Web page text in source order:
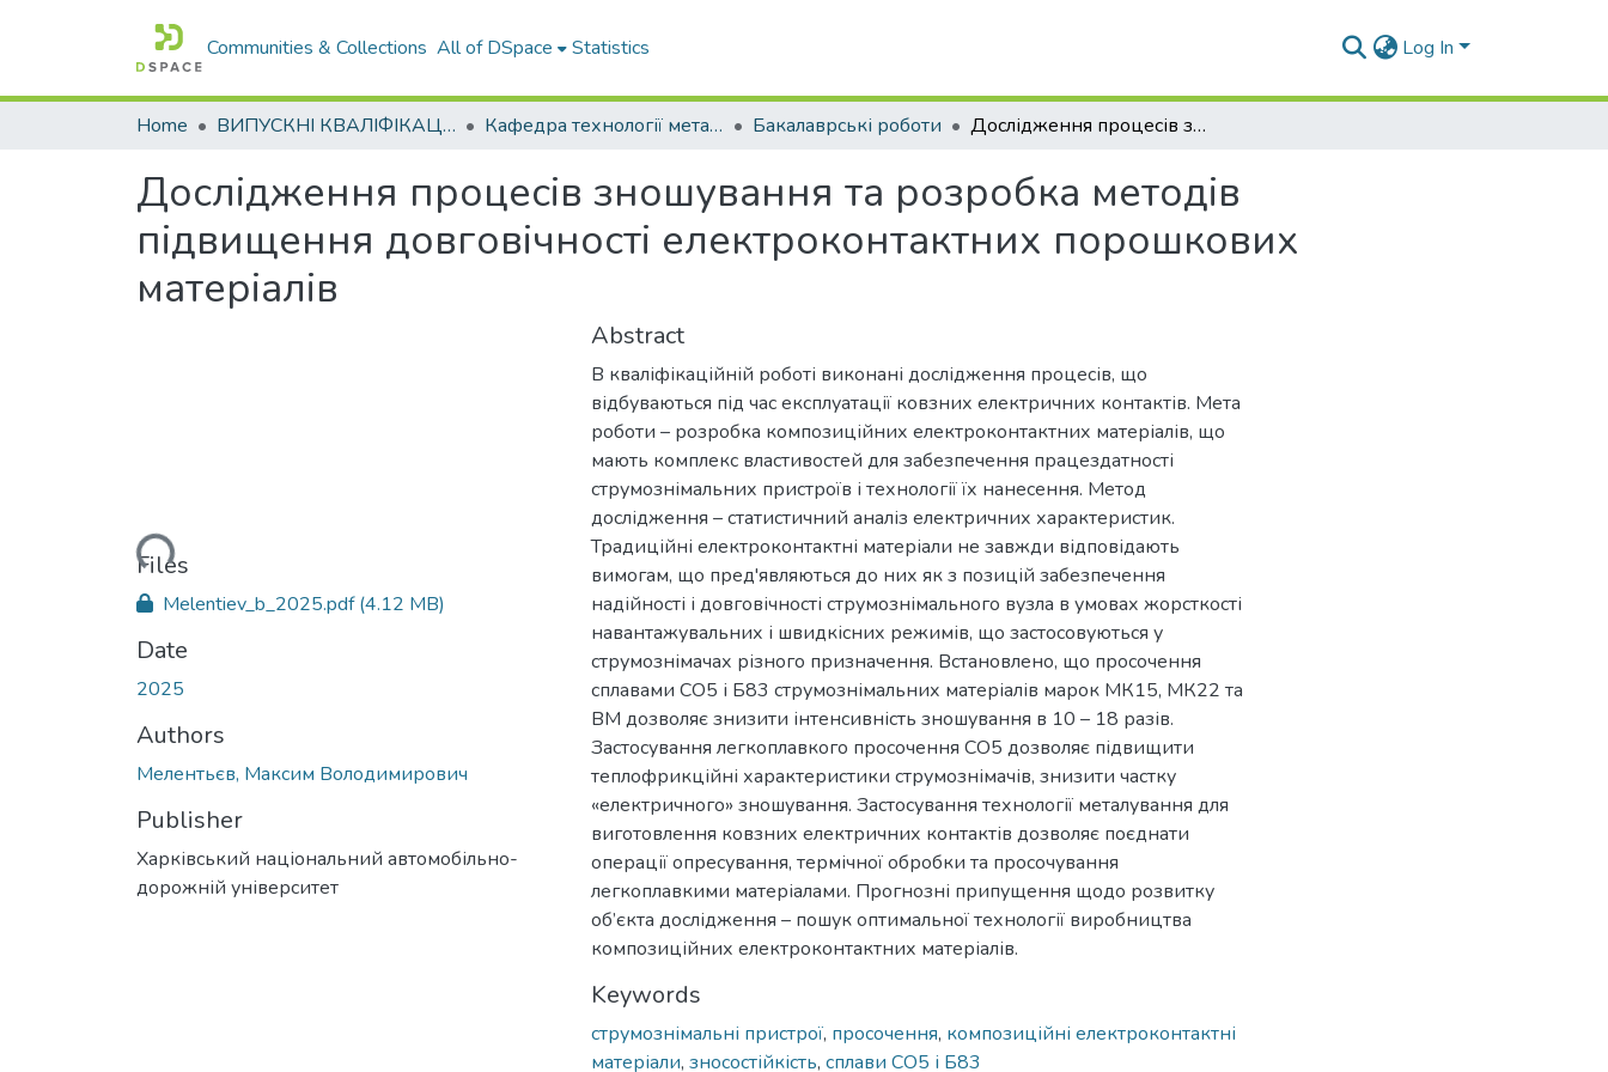
Communities & Collections All of DSpace Statistics Log In
Home ВИПУСКНІ КВАЛІФІКАЦІЙНІ РОБОТИ Кафедра технології металів та матеріалознавства Бакалаврські роботи Дослідження процесів зношування та розробка методів підвищення довговічності електроконтактних порошкових матеріалів
Дослідження процесів зношування та розробка методів
підвищення довговічності електроконтактних порошкових
матеріалів
Loading...
Files
Melentiev_b_2025.pdf(4.12 MB)
Date
2025
Authors
Мелентьєв, Максим Володимирович
Publisher
Харківський національний автомобільно-
дорожній університет
Abstract
В кваліфікаційній роботі виконані дослідження процесів, що
відбуваються під час експлуатації ковзних електричних контактів. Мета
роботи – розробка композиційних електроконтактних матеріалів, що
мають комплекс властивостей для забезпечення працездатності
струмознімальних пристроїв і технології їх нанесення. Метод
дослідження – статистичний аналіз електричних характеристик.
Традиційні електроконтактні матеріали не завжди відповідають
вимогам, що пред'являються до них як з позицій забезпечення
надійності і довговічності струмознімального вузла в умовах жорсткості
навантажувальних і швидкісних режимів, що застосовуються у
струмознімачах різного призначення. Встановлено, що просочення
сплавами СО5 і Б83 струмознімальних матеріалів марок МК15, МК22 та
ВМ дозволяє знизити інтенсивність зношування в 10 – 18 разів.
Застосування легкоплавкого просочення СО5 дозволяє підвищити
теплофрикційні характеристики струмознімачів, знизити частку
«електричного» зношування. Застосування технології металування для
виготовлення ковзних електричних контактів дозволяє поєднати
операції опресування, термічної обробки та просочування
легкоплавкими матеріалами. Прогнозні припущення щодо розвитку
об’єкта дослідження – пошук оптимальної технології виробництва
композиційних електроконтактних матеріалів.
Keywords
струмознімальні пристрої, просочення, композиційні електроконтактні
матеріали, зносостійкість, сплави СО5 і Б83